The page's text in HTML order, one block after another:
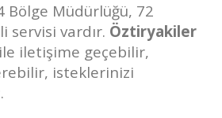
Bölge Müdürlüğü, 72
servisi vardır. Öztiryakiler
ile iletişime geçebilir,
isteklerinizi